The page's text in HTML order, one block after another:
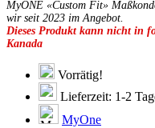
49D
49E
49F
49G
51C
51D
51E
51F
51G
MyONE «Custom Fit»
wir seit 2023 im Angebot.
Dieses Produkt kann nicht in
Kanada
Vorrätig!
Lieferzeit: 1-2
MyOne